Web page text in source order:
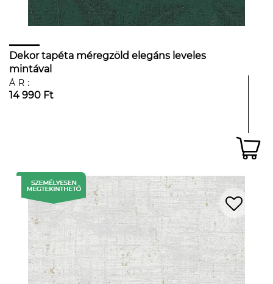
Dekor tapéta méregzöld elegáns leveles
mintával
ÁR:
14 990 Ft